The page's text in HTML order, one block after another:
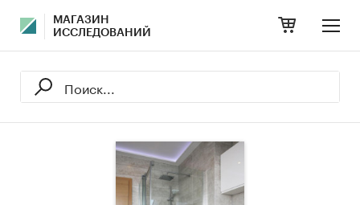
МАГАЗИН
ИССЛЕДОВАНИЙ